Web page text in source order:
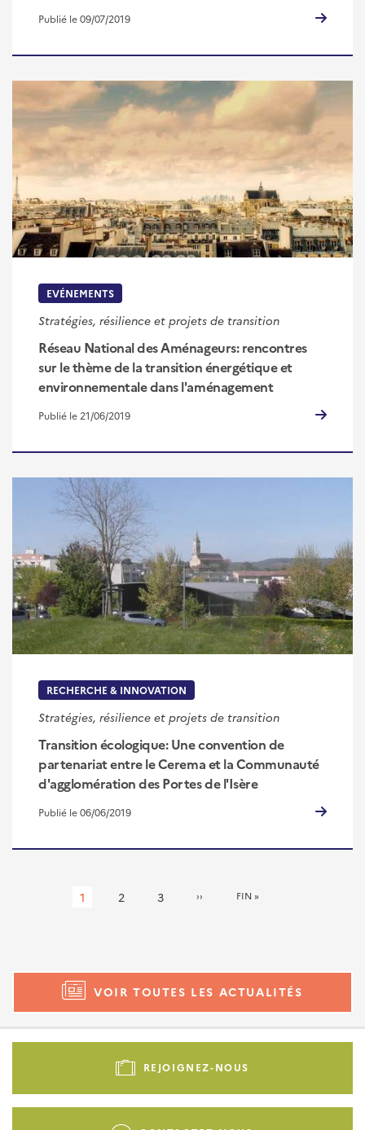
Publié le 09/07/2019
EVÉNEMENTS
Stratégies, résilience et projets de transition
Réseau National des Aménageurs: rencontres
sur le thème de la transition énergétique et
environnementale dans l'aménagement
Publié le 21/06/2019
RECHERCHE & INNOVATION
Stratégies, résilience et projets de transition
Transition écologique: Une convention de
partenariat entre le Cerema et la Communauté
d'agglomération des Portes de l'Isère
Publié le 06/06/2019
Page
1 Page
2 Page
3
PAGE
››
DERNIÈRE
FIN »
VOIR TOUTES LES ACTUALITÉS
Pied
-
REJOIGNEZ-NOUS